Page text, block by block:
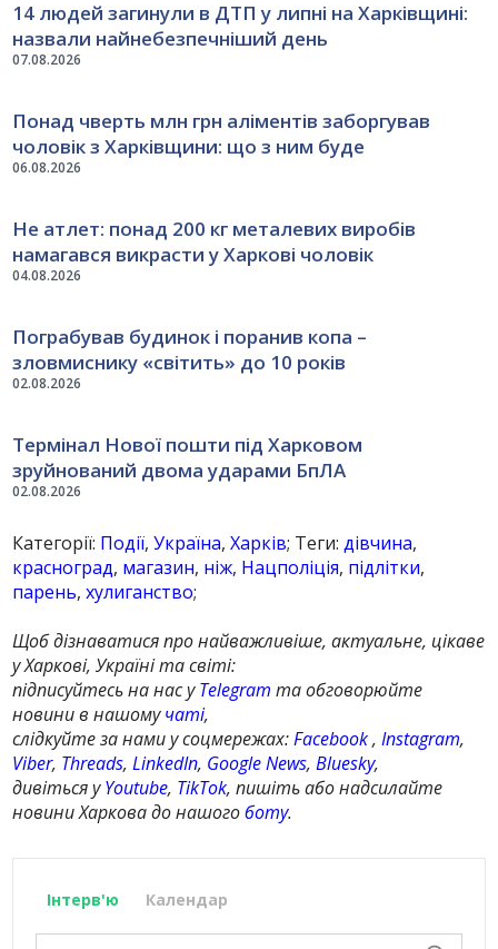
07.08.2026
14 людей загинули в ДТП у липні на Харківщині:
назвали найнебезпечніший день
06.08.2026
Понад чверть млн грн аліментів заборгував
чоловік з Харківщини: що з ним буде
04.08.2026
Не атлет: понад 200 кг металевих виробів
намагався викрасти у Харкові чоловік
02.08.2026
Пограбував будинок і поранив копа –
зловмиснику «світить» до 10 років
02.08.2026
Термінал Нової пошти під Харковом
зруйнований двома ударами БпЛА
Категорії: Події,Україна,Харків; Теги:дівчина,
красноград, магазин, ніж, Нацполіція, підлітки,
парень,хулиганство;
Щоб дізнаватися про найважливіше, актуальне, цікаве
у Харкові, Україні та світі:
підписуйтесь на нас уTelegram та обговорюйте
новини в нашомучаті,
слідкуйте за нами у соцмережах:Facebook,Instagram,
Viber, Threads,LinkedIn, Google News,Bluesky,
дивіться уYoutube, TikTok, пишіть або надсилайте
новини Харкова до нашогоботу.
Інтерв'ю Календар